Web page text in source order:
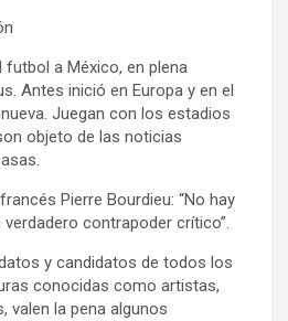
futbol a México, en plena
Antes inició en Europa y en el
Juegan con los estadios
objeto de las noticias
Pierre Bourdieu: “No hay
contrapoder crítico”.
y candidatos de todos los
conocidas como artistas,
valen la pena algunos